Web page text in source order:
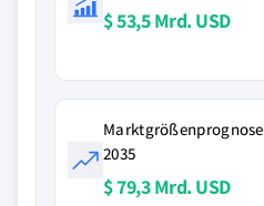
$ 53,5 Mrd. USD
Marktgrößenprognose
2035
$ 79,3 Mrd. USD